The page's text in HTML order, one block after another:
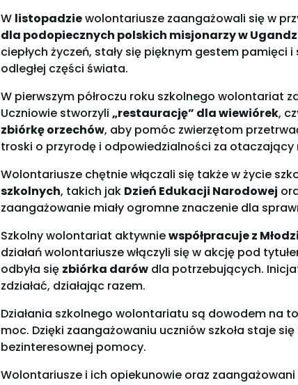
W listopadziewolontariusze zaangażowali się w
dla podopiecznych polskich misjonarzy w
ciepłych życzeń, stały się pięknym gestem
odległej części świata.
W pierwszym półroczu roku szkolnego wolontariat
Uczniowie stworzyli „restaurację” dla wiewiórek,
zbiórkę orzechów, aby pomóc zwierzętom
troski o przyrodę i odpowiedzialności za otaczający
Wolontariusze chętnie włączali się także w życie
szkolnych, takich jak Dzień Edukacji Narodowej
zaangażowanie miały ogromne znaczenie dla
Szkolny wolontariat aktywniewspółpracuje z
działań wolontariusze włączyli się w akcję pod
odbyła się zbiórka darówdla potrzebujących.
zdziałać, działając razem.
Działania szkolnego wolontariatu są dowodem na
moc. Dzięki zaangażowaniu uczniów szkoła staje
bezinteresownej pomocy.
Wolontariusze i ich opiekunowie oraz